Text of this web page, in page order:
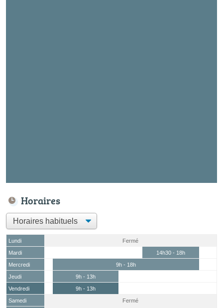
Horaires
Lundi
Fermé
Mardi
14h30 - 18h
Mercredi
9h - 18h
Jeudi
9h - 13h
Vendredi
9h - 13h
Samedi
Fermé